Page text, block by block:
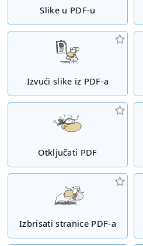
Slike u PDF-u
Izvući slike iz PDF-a
Otključati PDF
Izbrisati stranice PDF-a